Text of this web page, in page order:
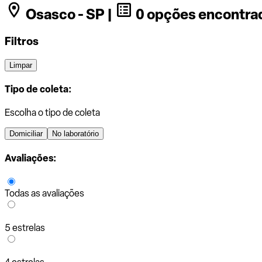
Osasco - SP | 0 opções
Filtros
Limpar
Tipo de coleta:
Escolha o tipo de coleta
Domiciliar No laboratório
Avaliações:
Todas as avaliações
5 estrelas